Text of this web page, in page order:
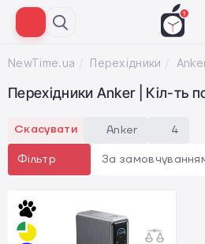
NewTime.ua Перехідники
Перехідники Anker | Кіл-ть
Скасувати Anker 4
Фільтр За